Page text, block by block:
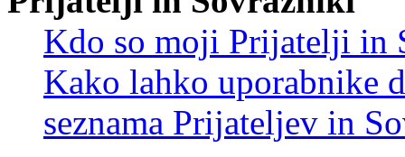
Kdo so moji Prijatelji in
Kako lahko uporabnike
seznama Prijateljev in